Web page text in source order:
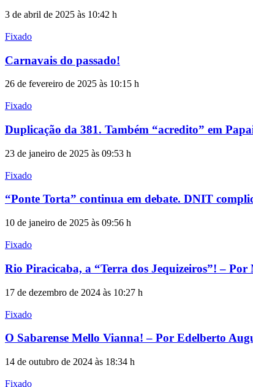
3 de abril de 2025 às 10:42 h
Fixado
Carnavais do passado!
26 de fevereiro de 2025 às 10:15 h
Fixado
Duplicação da 381. Também “acredito” em
23 de janeiro de 2025 às 09:53 h
Fixado
“Ponte Torta” continua em debate. DNIT
10 de janeiro de 2025 às 09:56 h
Fixado
Rio Piracicaba, a “Terra dos Jequizeiros”! – Por
17 de dezembro de 2024 às 10:27 h
Fixado
O Sabarense Mello Vianna! – Por Edelberto
14 de outubro de 2024 às 18:34 h
Fixado